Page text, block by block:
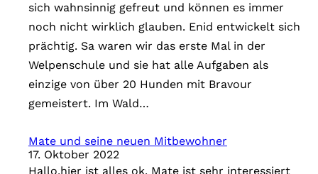
sich wahnsinnig gefreut und können es immer
noch nicht wirklich glauben. Enid entwickelt sich
prächtig. Sa waren wir das erste Mal in der
Welpenschule und sie hat alle Aufgaben als
einzige von über 20 Hunden mit Bravour
gemeistert. Im Wald…
Mate und seine neuen Mitbewohner
17. Oktober 2022
Hallo,hier ist alles ok. Mate ist sehr interessiert